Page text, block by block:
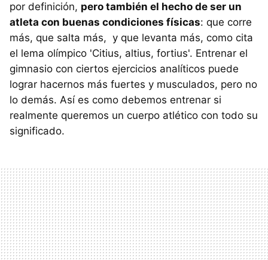
por definición, pero también el hecho de ser un
atleta con buenas condiciones físicas: que corre
más, que salta más, y que levanta más, como cita
el lema olímpico 'Citius, altius, fortius'. Entrenar el
gimnasio con ciertos ejercicios analíticos puede
lograr hacernos más fuertes y musculados, pero no
lo demás. Así es como debemos entrenar si
realmente queremos un cuerpo atlético con todo su
significado.